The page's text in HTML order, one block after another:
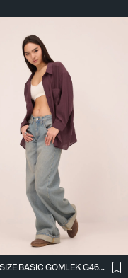
OVERSIZE BASIC GÖMLEK G4612-Z2